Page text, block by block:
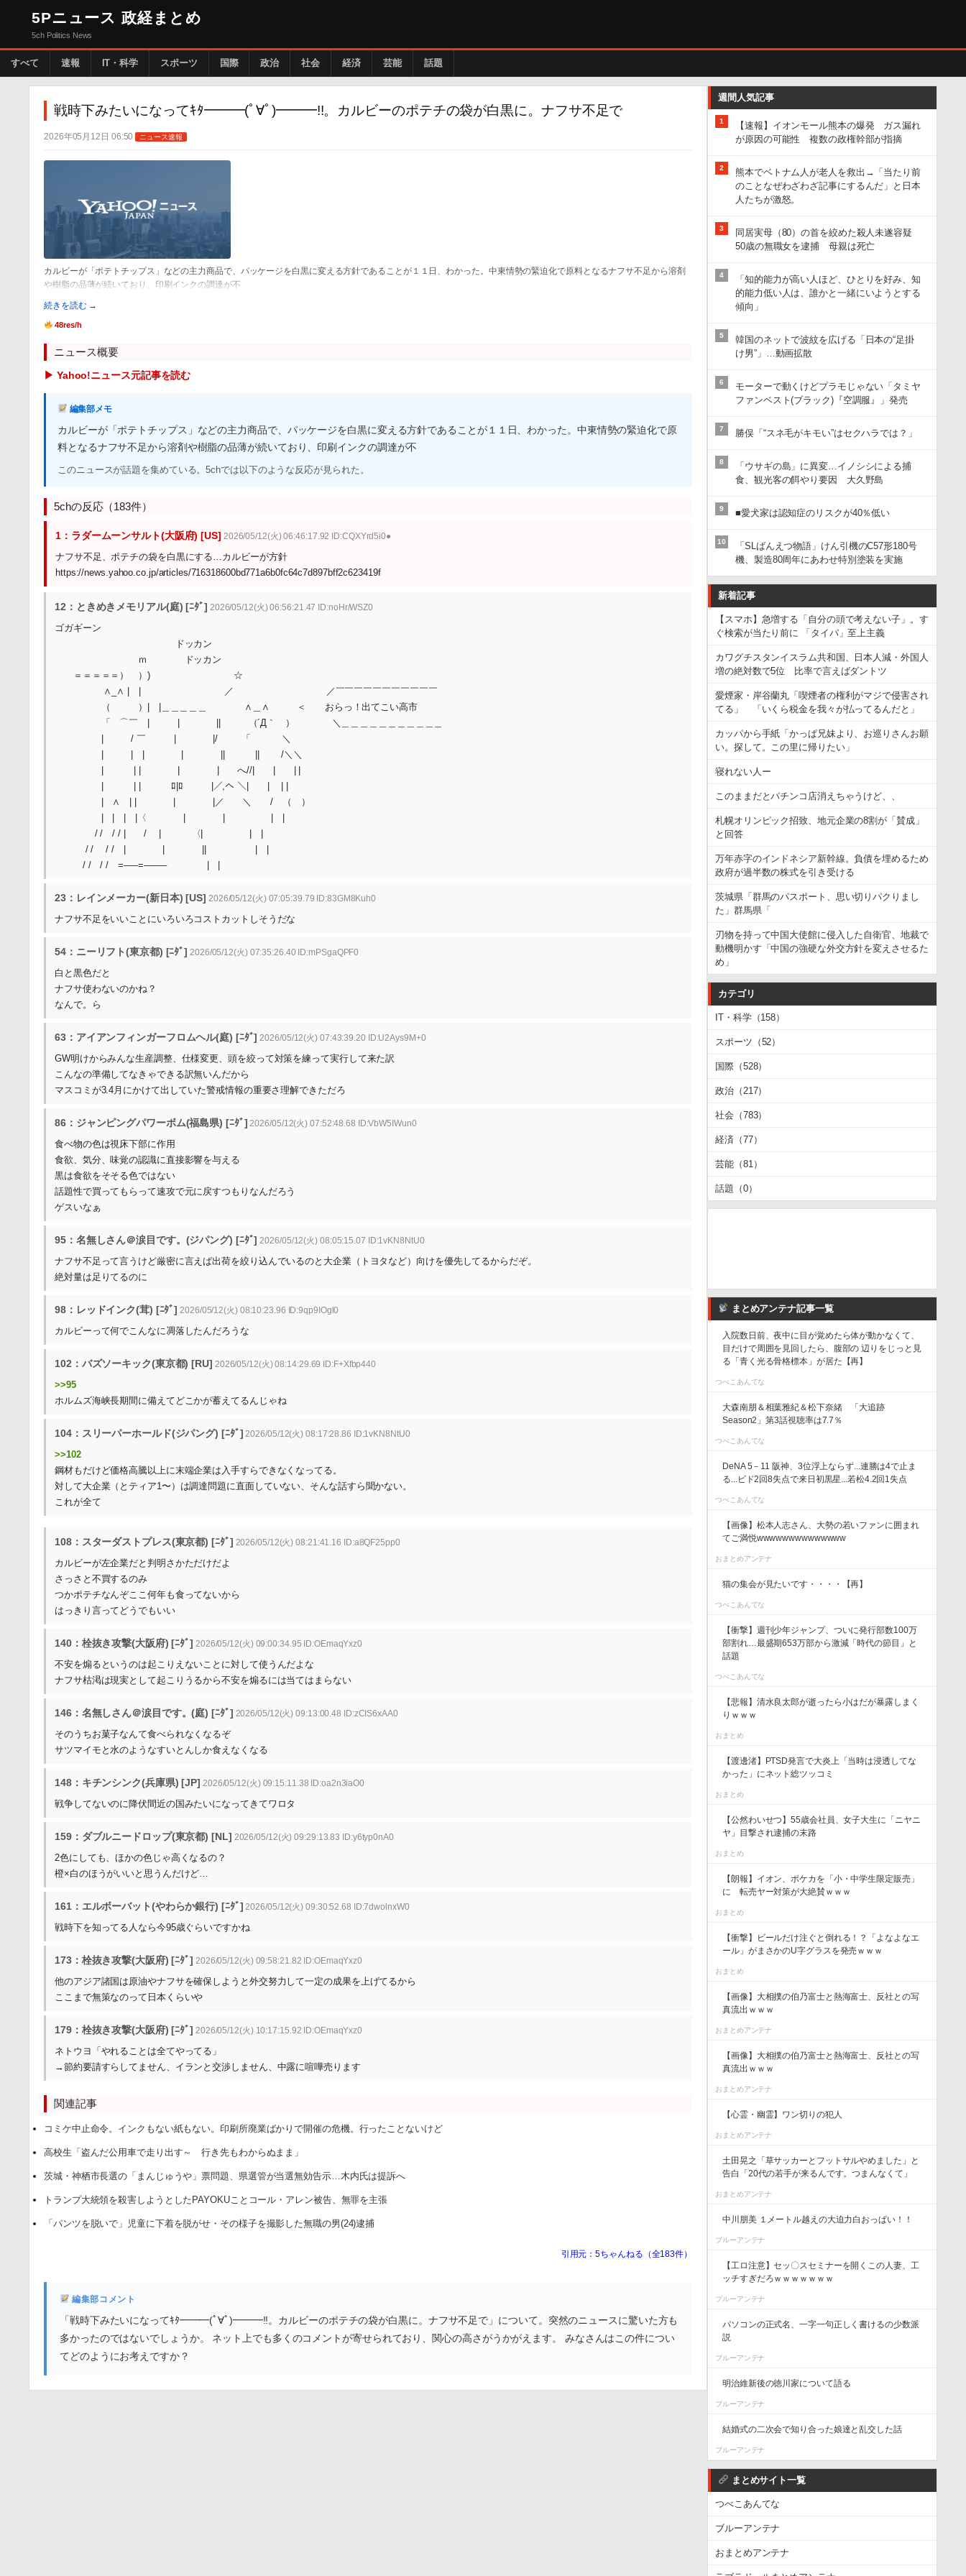
5Pニュース 政経まとめ
5ch Politics News
すべて 速報 IT・科学 スポーツ 国際 政治 社会 経済 芸能 話題
戦時下みたいになってｷﾀ━━━(ﾟ∀ﾟ)━━━!!。カルビーのポテチの袋が白黒に。ナフサ不足で
2026年05月12日 06:50 ニュース速報
カルビーが「ポテトチップス」などの主力商品で、パッケージを白黒に変える方針であることが１１日、わかった。中東情勢の緊迫化で原料となるナフサ不足から溶剤
や樹脂の品薄が続いており、印刷インクの調達が不
続きを読む →
48res/h
ニュース概要
▶ Yahoo!ニュース元記事を読む
編集部メモ
カルビーが「ポテトチップス」などの主力商品で、パッケージを白黒に変える方針であることが１１日、わかった。中東情勢の緊迫化で原
料となるナフサ不足から溶剤や樹脂の品薄が続いており、印刷インクの調達が不
このニュースが話題を集めている。5chでは以下のような反応が見られた。
5chの反応（183件）
1：ラダームーンサルト(大阪府) [US] 2026/05/12(火) 06:46:17.92 ID:CQXYrd5i0●
ナフサ不足、ポテチの袋を白黒にする…カルビーが方針
https://news.yahoo.co.jp/articles/716318600bd771a6b0fc64c7d897bff2c623419f
12：ときめきメモリアル(庭) [ﾆﾀﾞ] 2026/05/12(火) 06:56:21.47 ID:noHr/WSZ0
ゴガギーン
ドッカン
ｍ ドッカン
＝＝＝＝＝） ）) ☆
∧_∧ | | ／ ／￣￣￣￣￣￣￣￣￣￣￣
（ ）| |＿＿＿＿＿ ∧＿∧ ＜ おらっ！出てこい高市
「 ⌒￣ | | || （´Д｀ ） ＼＿＿＿＿＿＿＿＿＿＿＿
| / ￣ | |/ 「 ＼
| | | | || || /＼＼
| | | | | へ//| | | |
| | | ﾛ|ﾛ |／,へ ＼| | | |
| ∧ | | | |／ ＼ / （ ）
| | | |〈 | | | |
/ / / / | / | 〈| | |
/ / / / | | || | |
/ / / / =—–=——– | |
23：レインメーカー(新日本) [US] 2026/05/12(火) 07:05:39.79 ID:83GM8Kuh0
ナフサ不足をいいことにいろいろコストカットしそうだな
54：ニーリフト(東京都) [ﾆﾀﾞ] 2026/05/12(火) 07:35:26.40 ID:mPSgaQPF0
白と黒色だと
ナフサ使わないのかね？
なんで。ら
63：アイアンフィンガーフロムヘル(庭) [ﾆﾀﾞ] 2026/05/12(火) 07:43:39.20 ID:U2Ays9M+0
GW明けからみんな生産調整、仕様変更、頭を絞って対策を練って実行して来た訳
こんなの準備してなきゃできる訳無いんだから
マスコミが3.4月にかけて出していた警戒情報の重要さ理解できただろ
86：ジャンピングパワーボム(福島県) [ﾆﾀﾞ] 2026/05/12(火) 07:52:48.68 ID:VbW5IWun0
食べ物の色は視床下部に作用
食欲、気分、味覚の認識に直接影響を与える
黒は食欲をそそる色ではない
話題性で買ってもらって速攻で元に戻すつもりなんだろう
ゲスいなぁ
95：名無しさん＠涙目です。(ジパング) [ﾆﾀﾞ] 2026/05/12(火) 08:05:15.07 ID:1vKN8NtU0
ナフサ不足って言うけど厳密に言えば出荷を絞り込んでいるのと大企業（トヨタなど）向けを優先してるからだぞ。
絶対量は足りてるのに
98：レッドインク(茸) [ﾆﾀﾞ] 2026/05/12(火) 08:10:23.96 ID:9qp9IOgl0
カルビーって何でこんなに凋落したんだろうな
102：バズソーキック(東京都) [RU] 2026/05/12(火) 08:14:29.69 ID:F+Xfbp440
>>95
ホルムズ海峡長期間に備えてどこかが蓄えてるんじゃね
104：スリーパーホールド(ジパング) [ﾆﾀﾞ] 2026/05/12(火) 08:17:28.86 ID:1vKN8NtU0
>>102
鋼材もだけど価格高騰以上に末端企業は入手すらできなくなってる。
対して大企業（とティア1〜）は調達問題に直面していない、そんな話すら聞かない。
これが全て
108：スターダストプレス(東京都) [ﾆﾀﾞ] 2026/05/12(火) 08:21:41.16 ID:a8QF25pp0
カルビーが左企業だと判明さかただけだよ
さっさと不買するのみ
つかポテチなんぞここ何年も食ってないから
はっきり言ってどうでもいい
140：栓抜き攻撃(大阪府) [ﾆﾀﾞ] 2026/05/12(火) 09:00:34.95 ID:OEmaqYxz0
不安を煽るというのは起こりえないことに対して使うんだよな
ナフサ枯渇は現実として起こりうるから不安を煽るには当てはまらない
146：名無しさん＠涙目です。(庭) [ﾆﾀﾞ] 2026/05/12(火) 09:13:00.48 ID:zCIS6xAA0
そのうちお菓子なんて食べられなくなるぞ
サツマイモと水のようなすいとんしか食えなくなる
148：キチンシンク(兵庫県) [JP] 2026/05/12(火) 09:15:11.38 ID:oa2n3iaO0
戦争してないのに降伏間近の国みたいになってきてワロタ
159：ダブルニードロップ(東京都) [NL] 2026/05/12(火) 09:29:13.83 ID:y6typ0nA0
2色にしても、ほかの色じゃ高くなるの？
橙×白のほうがいいと思うんだけど…
161：エルボーバット(やわらか銀行) [ﾆﾀﾞ] 2026/05/12(火) 09:30:52.68 ID:7dwolnxW0
戦時下を知ってる人なら今95歳ぐらいですかね
173：栓抜き攻撃(大阪府) [ﾆﾀﾞ] 2026/05/12(火) 09:58:21.82 ID:OEmaqYxz0
他のアジア諸国は原油やナフサを確保しようと外交努力して一定の成果を上げてるから
ここまで無策なのって日本くらいや
179：栓抜き攻撃(大阪府) [ﾆﾀﾞ] 2026/05/12(火) 10:17:15.92 ID:OEmaqYxz0
ネトウヨ「やれることは全てやってる」
→節約要請すらしてません、イランと交渉しません、中露に喧嘩売ります
関連記事
コミケ中止命令。インクもない紙もない。印刷所廃業ばかりで開催の危機。行ったことないけど
高校生「盗んだ公用車で走り出す～ 行き先もわからぬまま」
茨城・神栖市長選の「まんじゅうや」票問題、県選管が当選無効告示…木内氏は提訴へ
トランプ大統領を殺害しようとしたPAYOKUことコール・​アレン被告、無罪を主張
「パンツを脱いで」児童に下着を脱がせ・その様子を撮影した無職の男(24)逮捕
引用元：5ちゃんねる（全183件）
編集部コメント
「戦時下みたいになってｷﾀ━━━(ﾟ∀ﾟ)━━━!!。カルビーのポテチの袋が白黒に。ナフサ不足で」について。突然のニュースに驚いた方も
多かったのではないでしょうか。 ネット上でも多くのコメントが寄せられており、関心の高さがうかがえます。 みなさんはこの件につい
てどのようにお考えですか？
週間人気記事
1
【速報】イオンモール熊本の爆発 ガス漏れ
が原因の可能性 複数の政権幹部が指摘
2
熊本でベトナム人が老人を救出→「当たり前
のことなぜわざわざ記事にするんだ」と日本
人たちが激怒。
3
同居実母（80）の首を絞めた殺人未遂容疑
50歳の無職女を逮捕 母親は死亡
4
「知的能力が高い人ほど、ひとりを好み、知
的能力低い人は、誰かと一緒にいようとする
傾向」
5
韓国のネットで波紋を広げる「日本の“足掛
け男”」…動画拡散
6
モーターで動くけどプラモじゃない「タミヤ
ファンベスト(ブラック)『空調服』」発売
7 勝俣「“スネ毛がキモい”はセクハラでは？」
8
「ウサギの島」に異変…イノシシによる捕
食、観光客の餌やり要因 大久野島
9 ■愛犬家は認知症のリスクが40％低い
10
「SLばんえつ物語」けん引機のC57形180号
機、製造80周年にあわせ特別塗装を実施
新着記事
【スマホ】急増する「自分の頭で考えない子」。す
ぐ検索が当たり前に 「タイパ」至上主義
カワグチスタンイスラム共和国、日本人減・外国人
増の絶対数で5位 比率で言えばダントツ
愛煙家・岸谷蘭丸「喫煙者の権利がマジで侵害され
てる」 「いくら税金を我々が払ってるんだと」
カッパから手紙「かっぱ兄妹より、お巡りさんお願
い。探して。この里に帰りたい」
寝れない人ー
このままだとパチンコ店消えちゃうけど、、
札幌オリンピック招致、地元企業の8割が「賛成」
と回答
万年赤字のインドネシア新幹線。負債を埋めるため
政府が過半数の株式を引き受ける
茨城県「群馬のパスポート、思い切りパクりまし
た」群馬県「
刃物を持って中国大使館に侵入した自衛官、地裁で
動機明かす「中国の強硬な外交方針を変えさせるた
め」
カテゴリ
IT・科学（158）
スポーツ（52）
国際（528）
政治（217）
社会（783）
経済（77）
芸能（81）
話題（0）
まとめアンテナ記事一覧
入院数日前、夜中に目が覚めたら体が動かなくて、
目だけで周囲を見回したら、腹部の 辺りをじっと見
る「青く光る骨格標本」が居た【再】
つべこあんてな
大森南朋＆相葉雅紀＆松下奈緒 「大追跡
Season2」第3話視聴率は7.7％
つべこあんてな
DeNA 5－11 阪神、3位浮上ならず...連勝は4で止ま
る...ビド2回8失点で来日初黒星...若松4.2回1失点
つべこあんてな
【画像】松本人志さん、大勢の若いファンに囲まれ
てご満悦wwwwwwwwwwwwww
おまとめアンテナ
猫の集会が見たいです・・・・【再】
つべこあんてな
【衝撃】週刊少年ジャンプ、ついに発行部数100万
部割れ…最盛期653万部から激減「時代の節目」と
話題
つべこあんてな
【悲報】清水良太郎が逝ったら小はだが暴露しまく
りｗｗｗ
おまとめ
【渡邊渚】PTSD発言で大炎上「当時は浸透してな
かった」にネット総ツッコミ
おまとめ
【公然わいせつ】55歳会社員、女子大生に「ニヤニ
ヤ」目撃され逮捕の末路
おまとめ
【朗報】イオン、ポケカを「小・中学生限定販売」
に 転売ヤー対策が大絶賛ｗｗｗ
おまとめ
【衝撃】ビールだけ注ぐと倒れる！？「よなよなエ
ール」がまさかのU字グラスを発売ｗｗｗ
おまとめ
【画像】大相撲の伯乃富士と熱海富士、反社との写
真流出ｗｗｗ
おまとめアンテナ
【画像】大相撲の伯乃富士と熱海富士、反社との写
真流出ｗｗｗ
おまとめアンテナ
【心霊・幽霊】ワン切りの犯人
おまとめアンテナ
土田晃之「草サッカーとフットサルやめました」と
告白「20代の若手が来るんです。つまんなくて」
おまとめアンテナ
中川朋美 １メートル越えの大迫力白おっぱい！！
ブルーアンテナ
【工ロ注意】セッ〇スセミナーを開くこの人妻、工
ッチすぎだろｗｗｗｗｗｗｗ
ブルーアンテナ
パソコンの正式名、一字一句正しく書けるの少数派
説
ブルーアンテナ
明治維新後の徳川家について語る
ブルーアンテナ
結婚式の二次会で知り合った娘達と乱交した話
ブルーアンテナ
まとめサイト一覧
つべこあんてな
ブルーアンテナ
おまとめアンテナ